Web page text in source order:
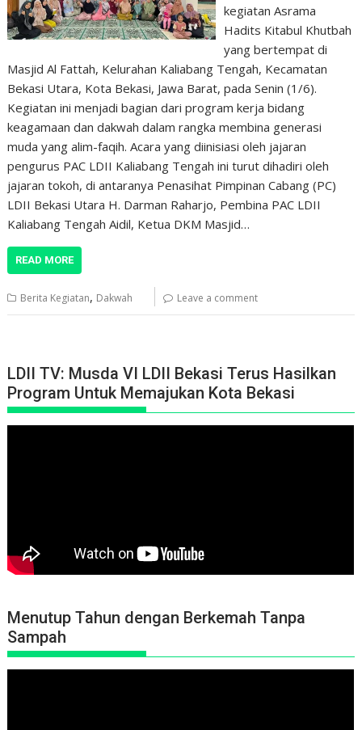
kegiatan Asrama
Hadits Kitabul Khutbah
yang bertempat di
Masjid Al Fattah, Kelurahan Kaliabang Tengah, Kecamatan
Bekasi Utara, Kota Bekasi, Jawa Barat, pada Senin (1/6).
Kegiatan ini menjadi bagian dari program kerja bidang
keagamaan dan dakwah dalam rangka membina generasi
muda yang alim-faqih. Acara yang diinisiasi oleh jajaran
pengurus PAC LDII Kaliabang Tengah ini turut dihadiri oleh
jajaran tokoh, di antaranya Penasihat Pimpinan Cabang (PC)
LDII Bekasi Utara H. Darman Raharjo, Pembina PAC LDII
Kaliabang Tengah Aidil, Ketua DKM Masjid…
READ MORE
Berita Kegiatan, Dakwah Leave a comment
LDII TV: Musda VI LDII Bekasi Terus Hasilkan
Program Untuk Memajukan Kota Bekasi
Menutup Tahun dengan Berkemah Tanpa
Sampah